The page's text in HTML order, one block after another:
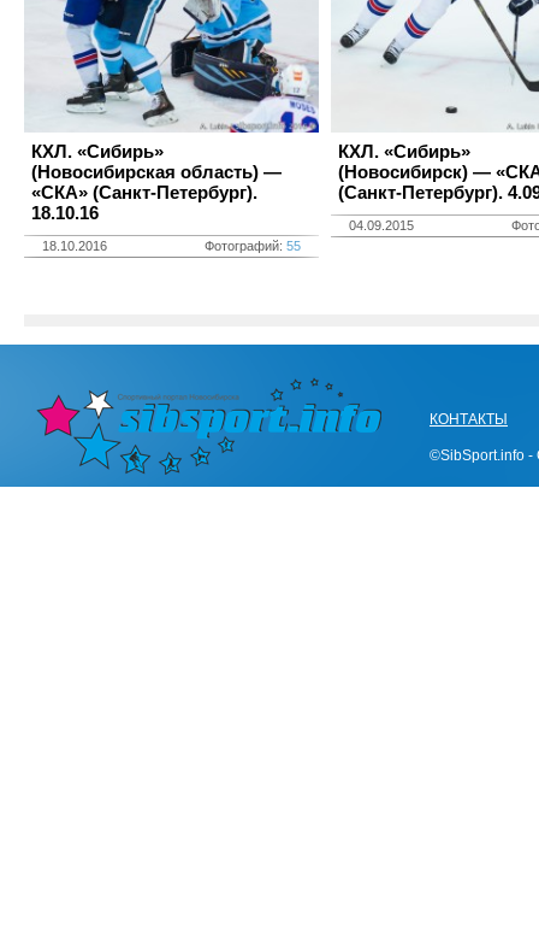
КХЛ. «Сибирь»
(Новосибирская область) —
«СКА» (Санкт-Петербург).
18.10.16
18.10.2016 Фотографий: 55
КХЛ. «Сибирь»
(Новосибирск) —
(Санкт-Петербург).
04.09.2015
КОНТАКТЫ
©SibSport.info -